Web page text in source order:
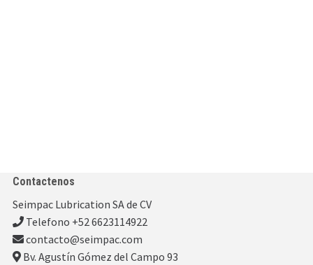
Contactenos
Seimpac Lubrication SA de CV
Telefono +52 6623114922
contacto@seimpac.com
Bv. Agustín Gómez del Campo 93